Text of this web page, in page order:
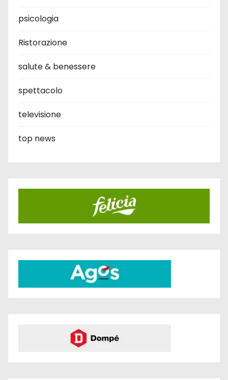
psicologia
Ristorazione
salute & benessere
spettacolo
televisione
top news